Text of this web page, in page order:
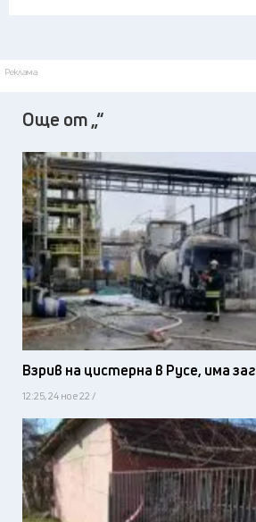
Реклама
Още от „“
Взрив на цистерна в Русе, има
12:25, 24 ное 22 /